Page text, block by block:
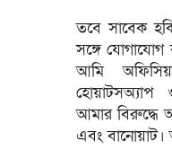
তবে সাবেক
সঙ্গে যোগাযোগ
আমি
হোয়াটসঅ্যাপ
আমার বিরুদ্ধে
এবং বানোয়াট।